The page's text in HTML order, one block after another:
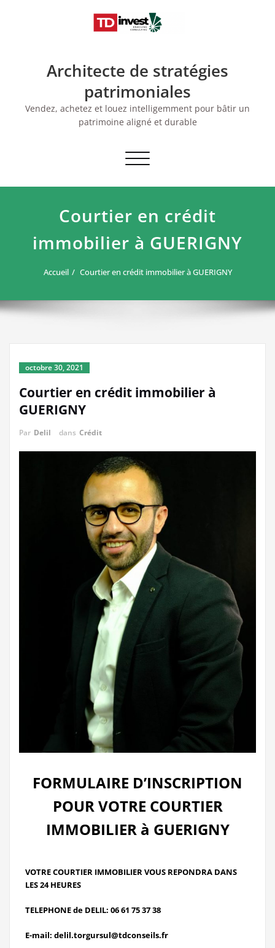
Architecte de stratégies
patrimoniales
Vendez, achetez et louez intelligemment pour bâtir un
patrimoine aligné et durable
Afficher/masquer
navigation
Courtier en crédit
immobilier à GUERIGNY
Accueil Courtier en crédit immobilier à GUERIGNY
octobre 30, 2021
Courtier en crédit immobilier à
GUERIGNY
Par Delil dans Crédit
FORMULAIRE D’INSCRIPTION
POUR VOTRE COURTIER
IMMOBILIER à GUERIGNY
VOTRE COURTIER IMMOBILIER VOUS REPONDRA DANS
LES 24 HEURES
TELEPHONE de DELIL: 06 61 75 37 38
E-mail: delil.torgursul@tdconseils.fr